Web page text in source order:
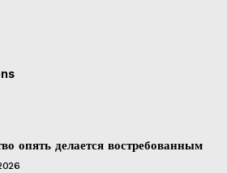
опять делается востребованным